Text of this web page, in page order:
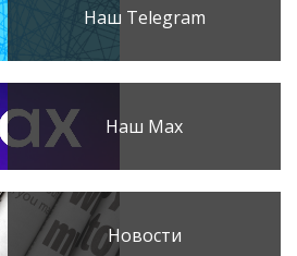
Наш Telegram
Наш Max
Новости